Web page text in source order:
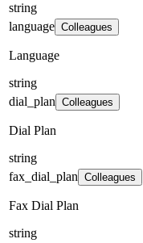
string
language Colleagues
Language
string
dial_plan Colleagues
Dial Plan
string
fax_dial_plan Colleagues
Fax Dial Plan
string